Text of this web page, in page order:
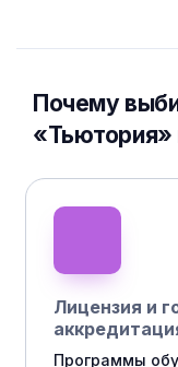
Почему
«Тьютория»
Лицензия и
Программы